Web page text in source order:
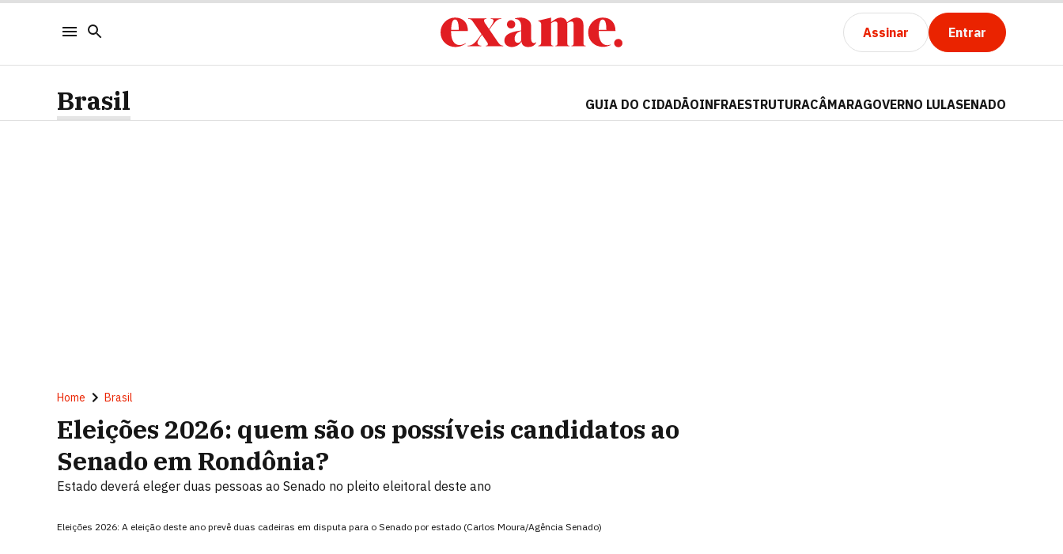
Assinar Entrar
Brasil GUIA DO CIDADÃOINFRAESTRUTURACÂMARAGOVERNO LULASENADO
Home Brasil
Eleições 2026: quem são os possíveis candidatos ao
Senado em Rondônia?
Estado deverá eleger duas pessoas ao Senado no pleito eleitoral deste ano
Eleições 2026: A eleição deste ano prevê duas cadeiras em disputa para o Senado por estado (Carlos Moura/Agência Senado)